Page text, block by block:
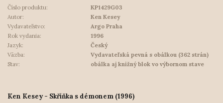
Číslo produktu:
KP1429G03
Autor:
Ken Kesey
Vydavateľstvo:
Argo Praha
Rok vydania:
1996
Jazyk:
Český
Väzba:
Vydavateľská pevná s obálkou (362 strán)
Stav:
obálka aj knižný blok vo výbornom stave
Ken Kesey - Skříňka s démonem (1996)